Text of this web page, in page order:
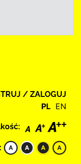
/ ZALOGUJ
PL EN